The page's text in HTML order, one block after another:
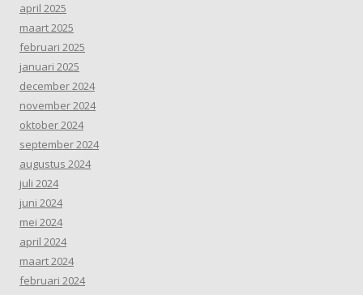
april 2025
maart 2025
februari 2025
januari 2025
december 2024
november 2024
oktober 2024
september 2024
augustus 2024
juli 2024
juni 2024
mei 2024
april 2024
maart 2024
februari 2024